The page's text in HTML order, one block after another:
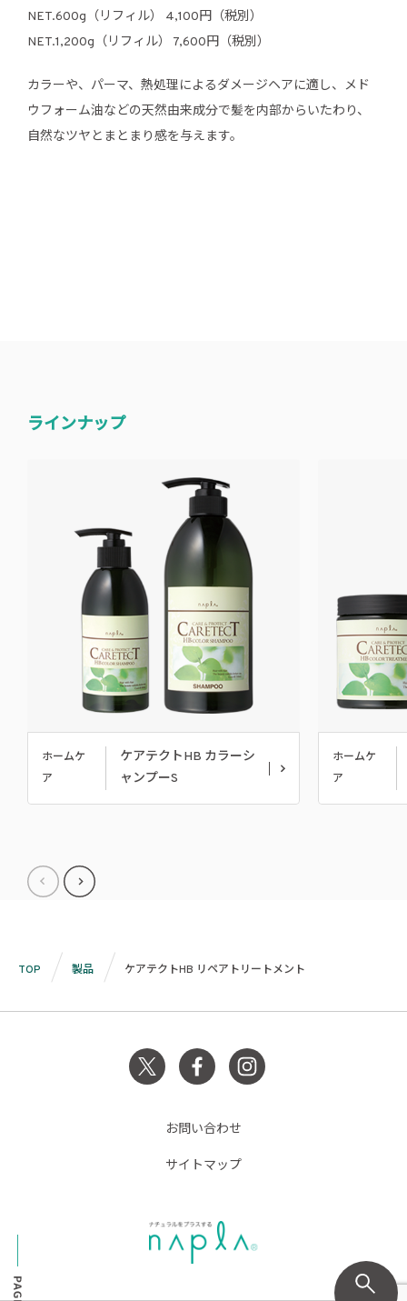
NET.600g（リフィル） 4,100円（税別）
NET.1,200g（リフィル） 7,600円（税別）
カラーや、パーマ、熱処理によるダメージヘアに適し、メド
ウフォーム油などの天然由来成分で髪を内部からいたわり、
自然なツヤとまとまり感を与えます。
ラインナップ
ホームケ
ア
ケアテクトHB カラーシ
ャンプーS
ホームケ
ア
TOP 製品 ケアテクトHB リペアトリートメント
お問い合わせ
サイトマップ